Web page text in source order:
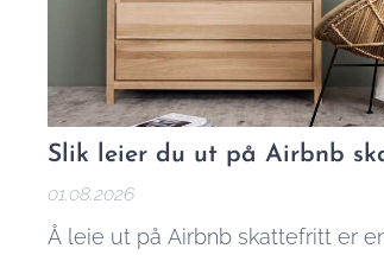
Slik leier du ut på Airbnb
01.08.2026
Å leie ut på Airbnb skattefritt er